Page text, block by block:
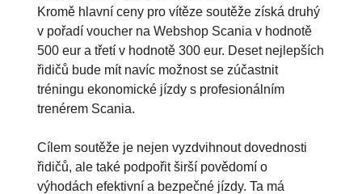
Kromě hlavní ceny pro vítěze soutěže získá druhý
v pořadí voucher na Webshop Scania v hodnotě
500 eur a třetí v hodnotě 300 eur. Deset nejlepších
řidičů bude mít navíc možnost se zúčastnit
tréningu ekonomické jízdy s profesionálním
trenérem Scania.
Cílem soutěže je nejen vyzdvihnout dovednosti
řidičů, ale také podpořit širší povědomí o
výhodách efektivní a bezpečné jízdy. Ta má